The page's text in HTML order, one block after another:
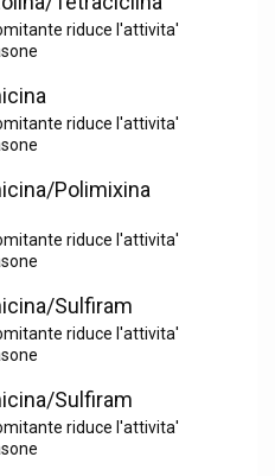
riduce l'attivita'
riduce l'attivita'
Polimixina
riduce l'attivita'
Sulfiram
riduce l'attivita'
Sulfiram
riduce l'attivita'